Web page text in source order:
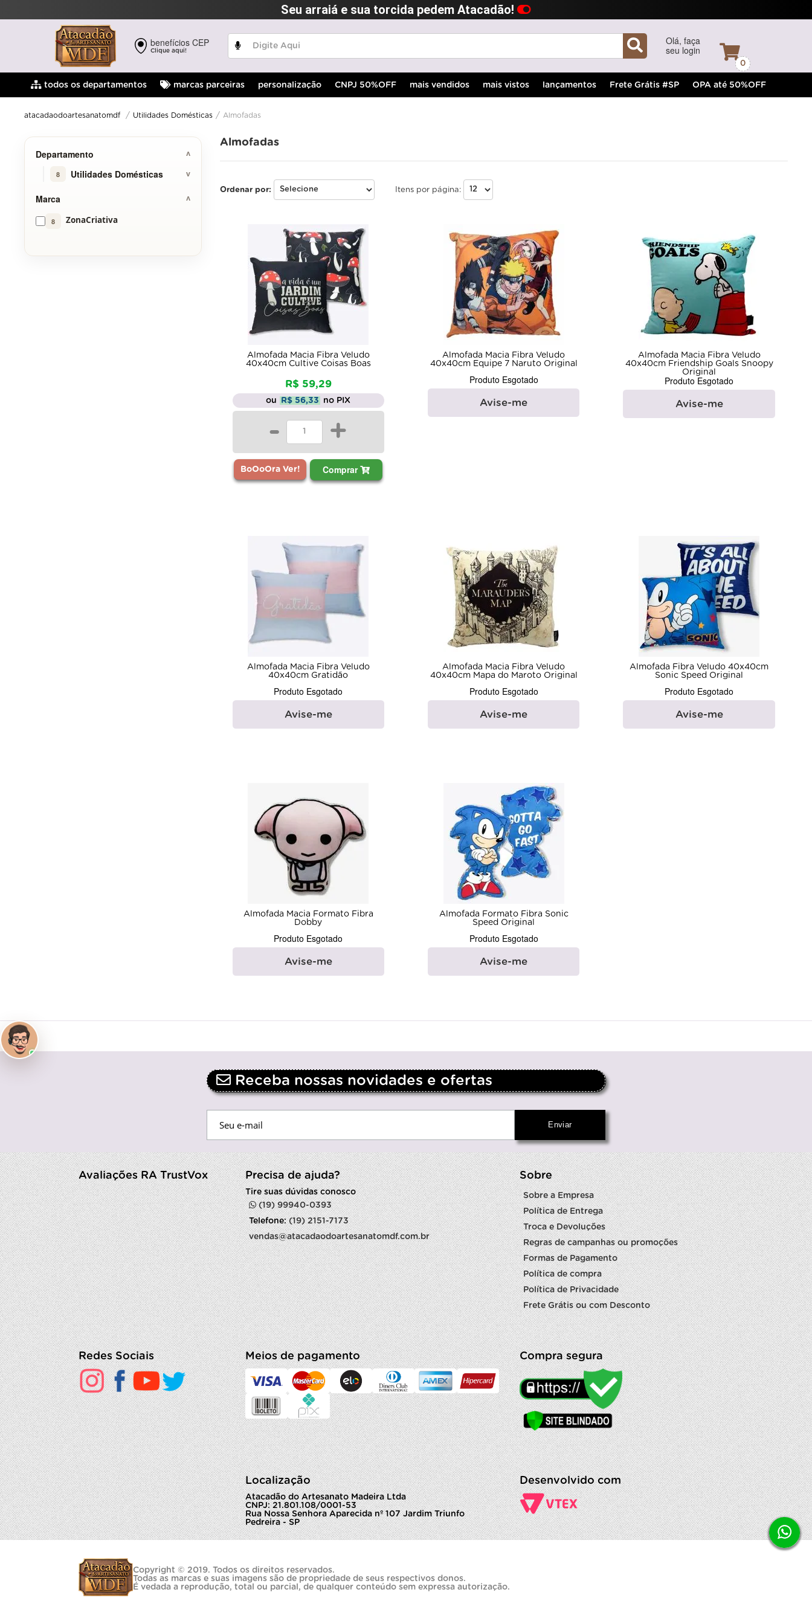
Seu arraiá e sua torcida pedem Atacadão!
benefícios CEP
Clique aqui!
Olá, faça
seu login
0
todos os departamentos marcas parceiras personalização CNPJ 50%OFF mais vendidos mais vistos lançamentos Frete Grátis #SP OPA até 50%OFF
atacadaodoartesanatomdf Utilidades Domésticas Almofadas
Departamento
8 Utilidades Domésticas
Marca
8 ZonaCriativa
Almofadas
Ordenar por: Itens por página:
Almofada Macia Fibra Veludo
40x40cm Cultive Coisas Boas
R$ 59,29
ou R$ 56,33 no PIX
- +
BoOoOra Ver! Comprar
Almofada Macia Fibra Veludo
40x40cm Equipe 7 Naruto Original
Produto Esgotado
Avise-me
Almofada Macia Fibra Veludo
40x40cm Friendship Goals Snoopy
Original
Produto Esgotado
Avise-me
Almofada Macia Fibra Veludo
40x40cm Gratidão
Produto Esgotado
Avise-me
Almofada Macia Fibra Veludo
40x40cm Mapa do Maroto Original
Produto Esgotado
Avise-me
Almofada Fibra Veludo 40x40cm
Sonic Speed Original
Produto Esgotado
Avise-me
Almofada Macia Formato Fibra
Dobby
Produto Esgotado
Avise-me
Almofada Formato Fibra Sonic
Speed Original
Produto Esgotado
Avise-me
Receba nossas novidades e ofertas
Avaliações RA TrustVox Precisa de ajuda?
Tire suas dúvidas conosco
(19) 99940-0393
Telefone:(19) 2151-7173
vendas@atacadaodoartesanatomdf.com.br
Sobre
Sobre a Empresa
Política de Entrega
Troca e Devoluções
Regras de campanhas ou promoções
Formas de Pagamento
Política de compra
Política de Privacidade
Frete Grátis ou com Desconto
Redes Sociais Meios de pagamento Compra segura
Localização
Atacadão do Artesanato Madeira Ltda
CNPJ: 21.801.108/0001-53
Rua Nossa Senhora Aparecida nº 107 Jardim Triunfo
Pedreira - SP
Desenvolvido com
Copyright © 2019. Todos os direitos reservados.
Todas as marcas e suas imagens são de propriedade de seus respectivos donos.
É vedada a reprodução, total ou parcial, de qualquer conteúdo sem expressa autorização.